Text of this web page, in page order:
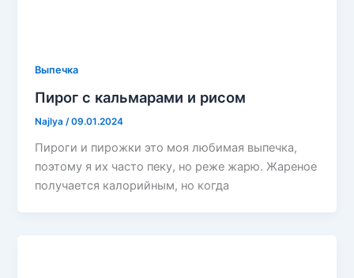
Выпечка
Пирог с кальмарами и рисом
Najlya/09.01.2024
Пироги и пирожки это моя любимая выпечка,
поэтому я их часто пеку, но реже жарю. Жареное
получается калорийным, но когда